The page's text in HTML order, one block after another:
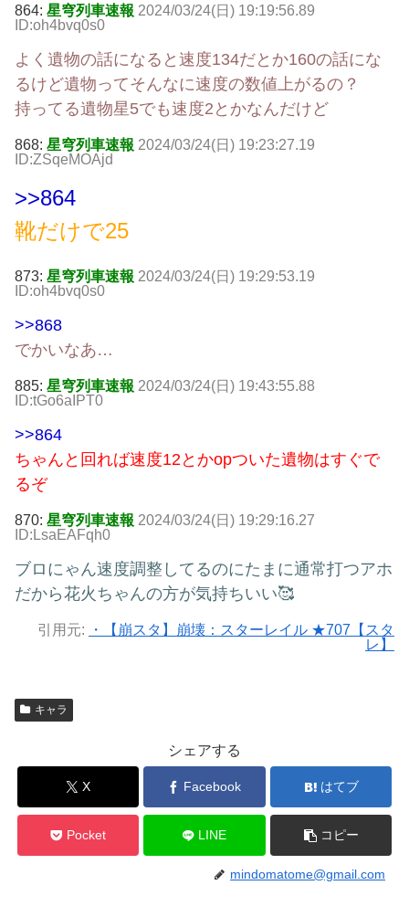
864: 星穹列車速報 2024/03/24(日) 19:19:56.89
ID:oh4bvq0s0
よく遺物の話になると速度134だとか160の話にな
るけど遺物ってそんなに速度の数値上がるの？
持ってる遺物星5でも速度2とかなんだけど
868: 星穹列車速報 2024/03/24(日) 19:23:27.19
ID:ZSqeMOAjd
>>864
靴だけで25
873: 星穹列車速報 2024/03/24(日) 19:29:53.19
ID:oh4bvq0s0
>>868
でかいなあ…
885: 星穹列車速報 2024/03/24(日) 19:43:55.88
ID:tGo6aIPT0
>>864
ちゃんと回れば速度12とかopついた遺物はすぐで
るぞ
870: 星穹列車速報 2024/03/24(日) 19:29:16.27
ID:LsaEAFqh0
ブロにゃん速度調整してるのにたまに通常打つアホ
だから花火ちゃんの方が気持ちいい🥰
引用元:
・【崩スタ】崩壊：スターレイル ★707【スタ
レ】
キャラ
シェアする
X Facebook はてブ
Pocket LINE コピー
mindomatome@gmail.com